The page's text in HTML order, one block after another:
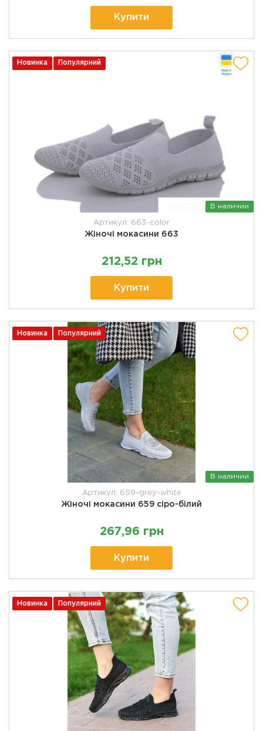
Купити
Новинка Популярний
В наличии
Артикул: 663-color
Жіночі мокасини 663
212,52 грн
Купити
Новинка Популярний
В наличии
Артикул: 659-grey-white
Жіночі мокасини 659 сіро-білий
267,96 грн
Купити
Новинка Популярний